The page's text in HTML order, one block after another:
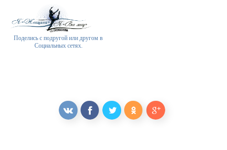
Поделись с подругой или другом в
Социальных сетях.